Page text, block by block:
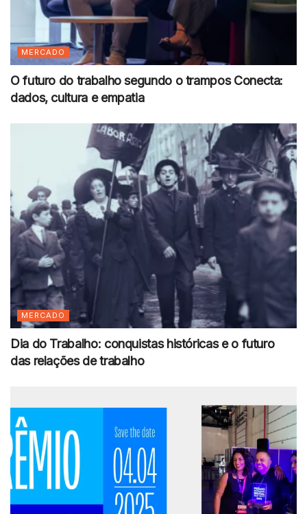
MERCADO
O futuro do trabalho segundo o trampos Conecta:
dados, cultura e empatia
MERCADO
Dia do Trabalho: conquistas históricas e o futuro
das relações de trabalho